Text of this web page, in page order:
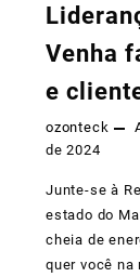
Venha
e
ozonteck
de 2024
Junte-se à
estado do
cheia de
quer você